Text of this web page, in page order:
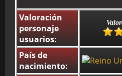
TIER
BMG-
Valoración
personaje
usuarios:
País de
nacimiento: